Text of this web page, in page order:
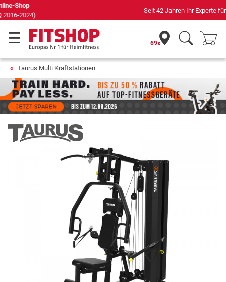
Seit 42 Jahren Ihr Experte für Heimfitness
69x
Taurus Multi Kraftstationen